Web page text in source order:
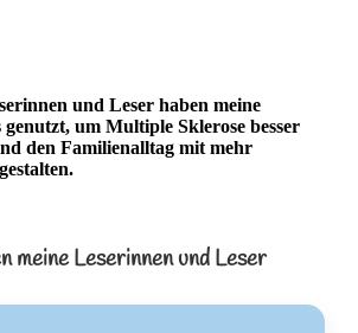
und Leser haben meine
um Multiple Sklerose besser
den Familienalltag mit mehr
meine Leserinnen und Leser